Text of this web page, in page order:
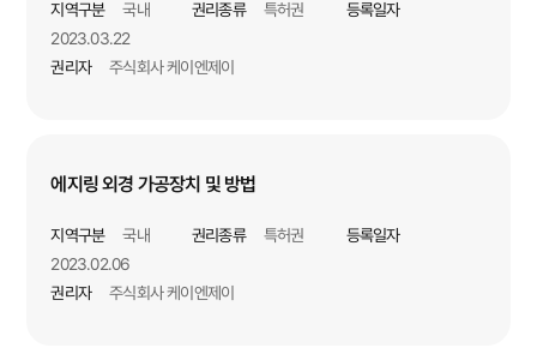
지역구분 국내 권리종류 특허권
등록일자
2023.03.22
권리자
주식회사 케이엔제이
에지링 외경 가공장치 및 방법
지역구분 국내 권리종류 특허권
등록일자
2023.02.06
권리자
주식회사 케이엔제이